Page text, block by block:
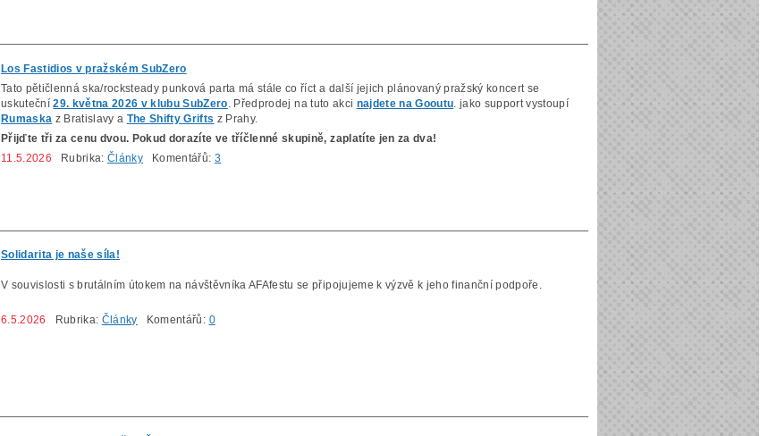
Los Fastidios v pražském SubZero
Tato pětičlenná ska/rocksteady punková parta má stále co říct a další jejich plánovaný pražský koncert se
uskuteční29. května 2026 v klubu SubZero. Předprodej na tuto akci najdete na Gooutu. jako support vystoupí
Rumaska z Bratislavy a The Shifty Grifts z Prahy.
Přijďte tři za cenu dvou. Pokud dorazíte ve tříčlenné skupině, zaplatíte jen za dva!
11.5.2026 Rubrika:Články Komentářů: 3
Solidarita je naše síla!
V souvislosti s brutálním útokem na návštěvníka AFAfestu se připojujeme k výzvě k jeho finanční podpoře.
6.5.2026 Rubrika: Články Komentářů: 0